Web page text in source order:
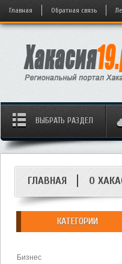
Главная Обратная связь
ВЫБРАТЬ РАЗДЕЛ
ГЛАВНАЯ О
КАТЕГОРИИ
Бизнес